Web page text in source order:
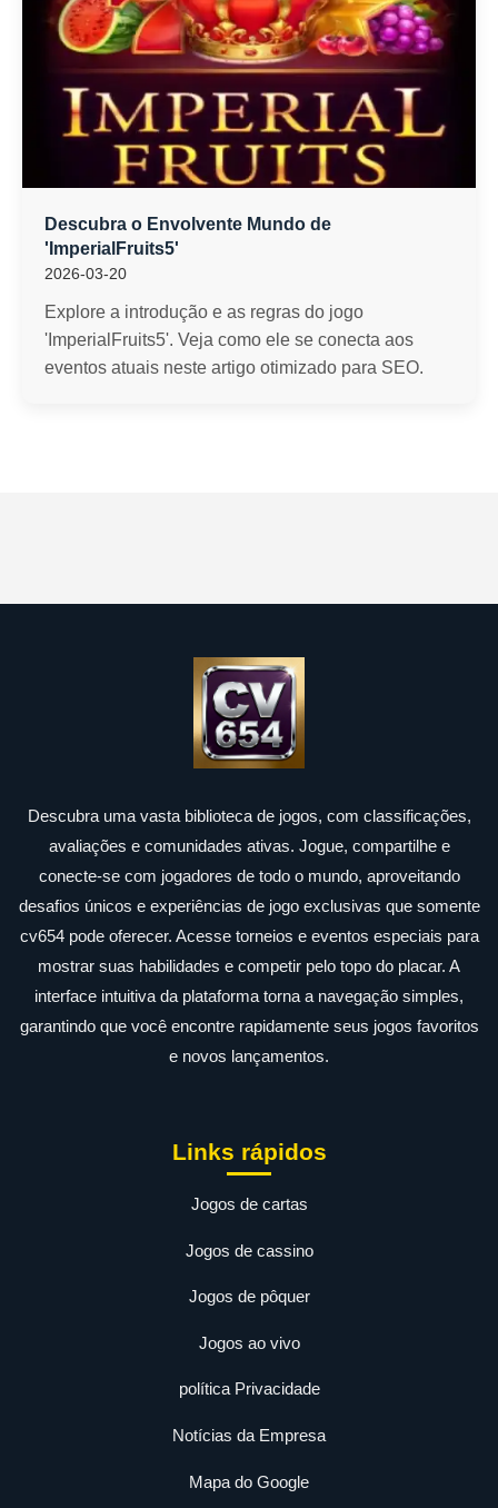
Descubra o Envolvente Mundo de
'ImperialFruits5'
2026-03-20
Explore a introdução e as regras do jogo
'ImperialFruits5'. Veja como ele se conecta aos
eventos atuais neste artigo otimizado para SEO.
Descubra uma vasta biblioteca de jogos, com classificações,
avaliações e comunidades ativas. Jogue, compartilhe e
conecte-se com jogadores de todo o mundo, aproveitando
desafios únicos e experiências de jogo exclusivas que somente
cv654 pode oferecer. Acesse torneios e eventos especiais para
mostrar suas habilidades e competir pelo topo do placar. A
interface intuitiva da plataforma torna a navegação simples,
garantindo que você encontre rapidamente seus jogos favoritos
e novos lançamentos.
Links rápidos
Jogos de cartas
Jogos de cassino
Jogos de pôquer
Jogos ao vivo
política Privacidade
Notícias da Empresa
Mapa do Google